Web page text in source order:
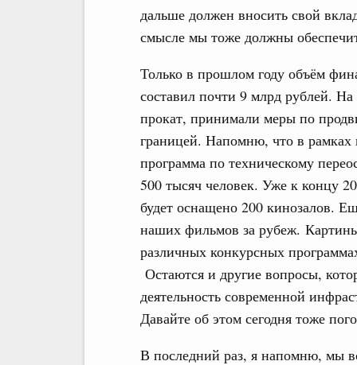
дальше должен вносить свой
смысле мы тоже должны
Только в прошлом году объём
составил почти 9 млрд рублей.
прокат, принимали меры по
границей. Напомню, что в рамках
программа по техническому
500 тысяч человек. Уже к концу
будет оснащено 200 кинозалов.
наших фильмов за рубеж.
различных конкурсных
Остаются и другие вопросы,
деятельность современной
Давайте об этом сегодня тоже
В последний раз, я напомню, мы